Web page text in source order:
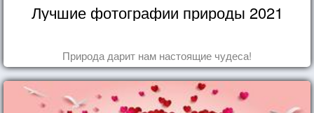
Лучшие фотографии природы 2021
Природа дарит нам настоящие чудеса!